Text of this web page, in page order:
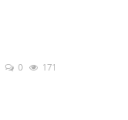
0 171